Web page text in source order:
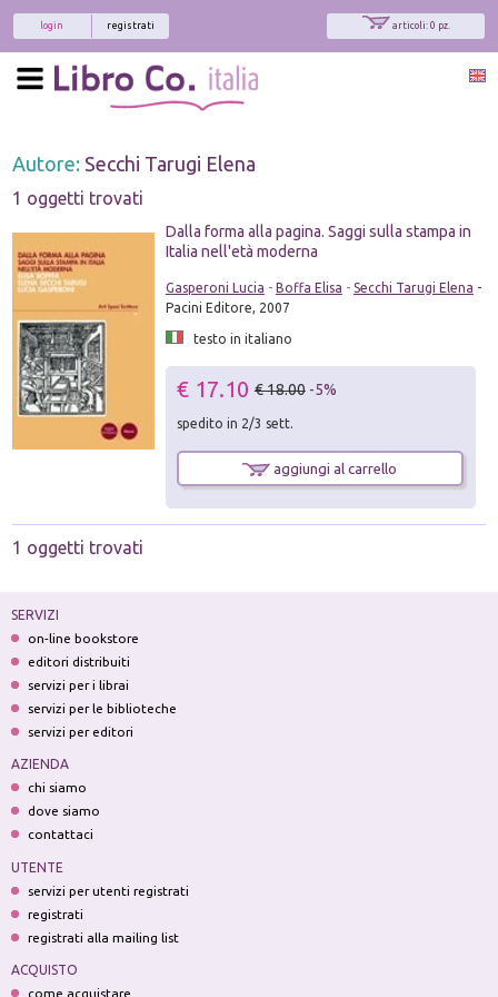
articoli: 0 pz.
registrati
login
Autore: Secchi Tarugi Elena
1 oggetti trovati
Dalla forma alla pagina. Saggi sulla stampa in
Italia nell'età moderna
Gasperoni Lucia - Boffa Elisa - Secchi Tarugi Elena -
Pacini Editore, 2007
testo in italiano
€ 17.10 € 18.00 -5%
spedito in 2/3 sett.
aggiungi al carrello
1 oggetti trovati
SERVIZI
on-line bookstore
editori distribuiti
servizi per i librai
servizi per le biblioteche
servizi per editori
AZIENDA
chi siamo
dove siamo
contattaci
UTENTE
servizi per utenti registrati
registrati
registrati alla mailing list
ACQUISTO
come acquistare